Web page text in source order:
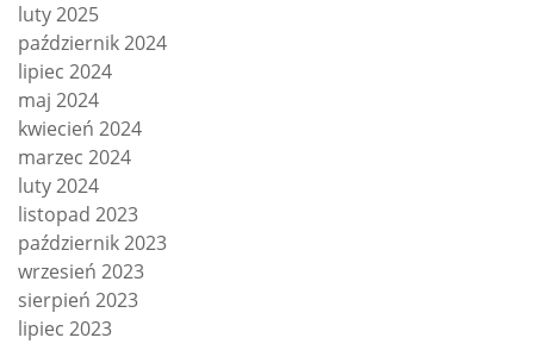
luty 2025
październik 2024
lipiec 2024
maj 2024
kwiecień 2024
marzec 2024
luty 2024
listopad 2023
październik 2023
wrzesień 2023
sierpień 2023
lipiec 2023